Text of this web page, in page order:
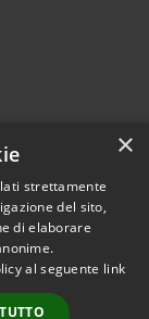
© 2024 •
di Mazara del
Vallo• Powered
• Redazione
×
strettamente
del sito,
di elaborare
al seguente link